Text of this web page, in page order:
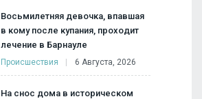
Восьмилетняя девочка, впавшая
в кому после купания, проходит
лечение в Барнауле
Происшествия 6 Августа, 2026
На снос дома в историческом